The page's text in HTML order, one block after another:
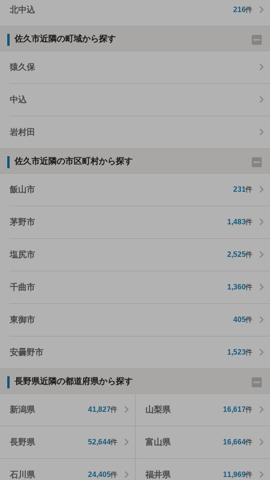
北中込 216件
佐久市近隣の町域から探す
猿久保
中込
岩村田
佐久市近隣の市区町村から探す
飯山市 231件
茅野市 1,483件
塩尻市 2,525件
千曲市 1,360件
東御市 405件
安曇野市 1,523件
長野県近隣の都道府県から探す
新潟県 41,827件 山梨県 16,617件
長野県 52,644件 富山県 16,664件
石川県 24,405件 福井県 11,969件